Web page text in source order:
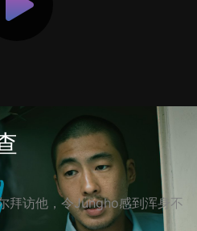
拜访他，令Jungho感到浑身不